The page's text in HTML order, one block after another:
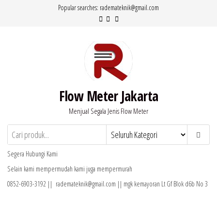
Popular searches: rademateknik@gmail.com
Flow Meter Jakarta
Menjual Segala Jenis Flow Meter
Segera Hubungi Kami
Selain kami mempermudah kami juga mempermurah
0852-6903-3192 || rademateknik@gmail.com || mgk kemayoran Lt Gf Blok d6b No 3